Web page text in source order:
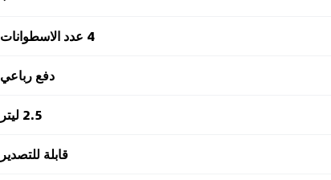
4 عدد الاسطوانات
دفع رباعي
2.5 ليتر
قابلة للتصدير